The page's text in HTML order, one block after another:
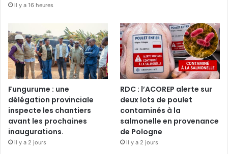
il y a 16 heures
Fungurume : une
délégation provinciale
inspecte les chantiers
avant les prochaines
inaugurations.
il y a 2 jours
RDC : l’ACOREP alerte sur
deux lots de poulet
contaminés à la
salmonelle en provenance
de Pologne
il y a 2 jours